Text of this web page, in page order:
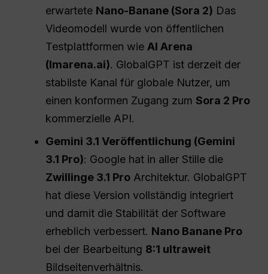
erwartete Nano-Banane (Sora 2) Das
Videomodell wurde von öffentlichen
Testplattformen wie AI Arena
(lmarena.ai). GlobalGPT ist derzeit der
stabilste Kanal für globale Nutzer, um
einen konformen Zugang zumSora 2 Pro
kommerzielle API.
Gemini 3.1 Veröffentlichung (Gemini
3.1 Pro): Google hat in aller Stille die
Zwillinge 3.1 Pro Architektur. GlobalGPT
hat diese Version vollständig integriert
und damit die Stabilität der Software
erheblich verbessert. Nano Banane Pro
bei der Bearbeitung 8:1 ultraweit
Bildseitenverhältnis.